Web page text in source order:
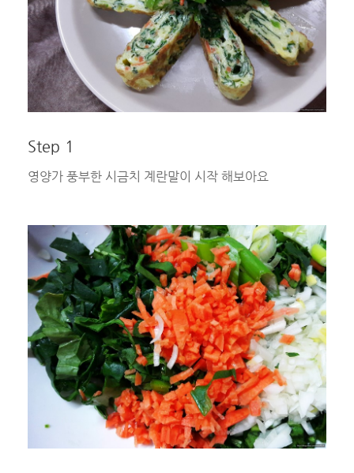
Step 1
영양가 풍부한 시금치 계란말이 시작 해보아요